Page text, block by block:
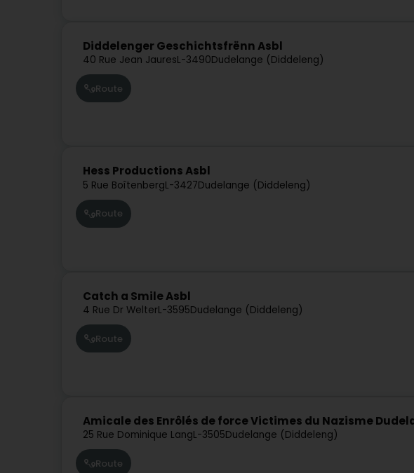
Diddelenger Geschichtsfrënn Asbl
40 Rue Jean JauresL-3490Dudelange (Diddeleng)
Route
Hess Productions Asbl
5 Rue BoîtenbergL-3427Dudelange (Diddeleng)
Route
Catch a Smile Asbl
4 Rue Dr WelterL-3595Dudelange (Diddeleng)
Route
Amicale des Enrôlés de force Victimes du Nazisme
25 Rue Dominique LangL-3505Dudelange (Diddeleng)
Route